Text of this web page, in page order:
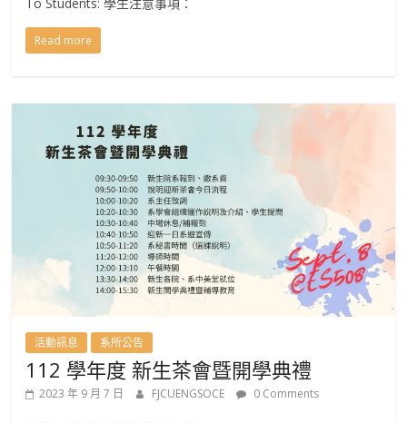
To Students: 學生注意事項：
Read more
活動訊息 系所公告
112 學年度 新生茶會暨開學典禮
2023 年 9 月 7 日 FJCUENGSOCE 0 Comments